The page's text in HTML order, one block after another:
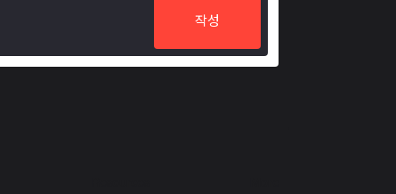
작성